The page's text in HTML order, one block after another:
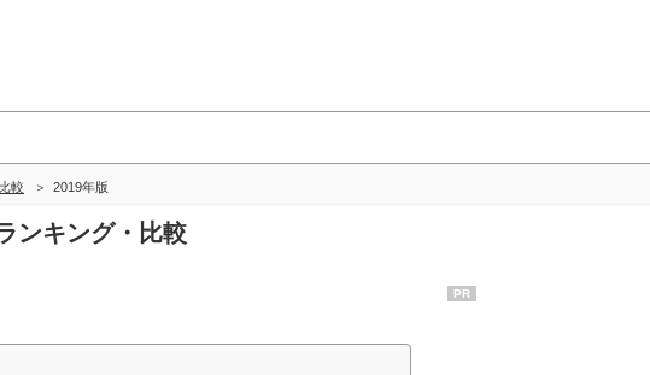
較 2019年版
ンキング・比較
PR